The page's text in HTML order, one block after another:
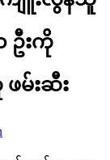
ဦးကို
ဖမ်းဆီး